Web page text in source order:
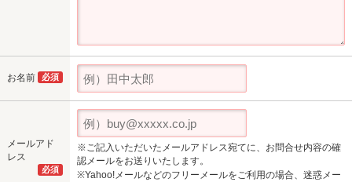
お名前 必須
メールアド
レス
必須
※ご記入いただいたメールアドレス宛てに、お問合せ内容の確
認メールをお送りいたします。
※Yahoo!メールなどのフリーメールをご利用の場合、迷惑メー